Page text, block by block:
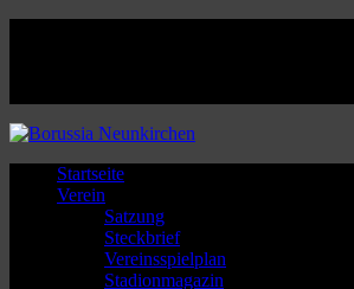
Startseite
Verein
Satzung
Steckbrief
Vereinsspielplan
Stadionmagazin